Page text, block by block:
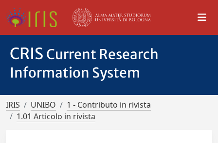
CRIS Current Research
Information System
IRIS UNIBO
1 - Contributo in rivista
1.01 Articolo in rivista